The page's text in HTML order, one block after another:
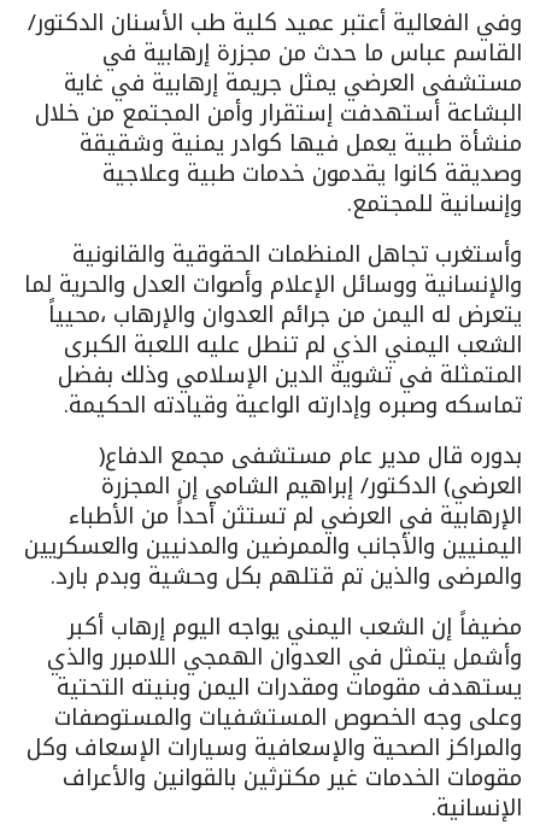
وفي الفعالية أعتبر عميد كلية طب الأسنان الدكتور/
القاسم عباس ما حدث من مجزرة إرهابية في
مستشفى العرضي يمثل جريمة إرهابية في غاية
البشاعة أستهدفت إستقرار وأمن المجتمع من خلال
منشأة طبية يعمل فيها كوادر يمنية وشقيقة
وصديقة كانوا يقدمون خدمات طبية وعلاجية
وإنسانية للمجتمع.
وأستغرب تجاهل المنظمات الحقوقية والقانونية
والإنسانية ووسائل الإعلام وأصوات العدل والحرية لما
يتعرض له اليمن من جرائم العدوان والإرهاب ،محيياً
الشعب اليمني الذي لم تنطل عليه اللعبة الكبرى
المتمثلة في تشوية الدين الإسلامي وذلك بفضل
تماسكه وصبره وإدارته الواعية وقيادته الحكيمة.
بدوره قال مدير عام مستشفى مجمع الدفاع(
العرضي) الدكتور/ إبراهيم الشامي إن المجزرة
الإرهابية في العرضي لم تستثن أحداً من الأطباء
اليمنيين والأجانب والممرضين والمدنيين والعسكريين
والمرضى والذين تم قتلهم بكل وحشية وبدم بارد.
مضيفاً إن الشعب اليمني يواجه اليوم إرهاب أكبر
وأشمل يتمثل في العدوان الهمجي اللامبرر والذي
يستهدف مقومات ومقدرات اليمن وبنيته التحتية
وعلى وجه الخصوص المستشفيات والمستوصفات
والمراكز الصحية والإسعافية وسيارات الإسعاف وكل
مقومات الخدمات غير مكترثين بالقوانين والأعراف
الإنسانية.